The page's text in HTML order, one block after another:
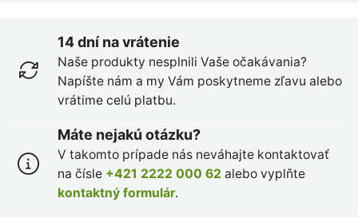
14 dní na vrátenie
Naše produkty nesplnili Vaše očakávania?
Napíšte nám a my Vám poskytneme zľavu alebo
vrátime celú platbu.
Máte nejakú otázku?
V takomto prípade nás neváhajte kontaktovať
na čísle +421 2222 000 62 alebo vyplňte
kontaktný formulár.